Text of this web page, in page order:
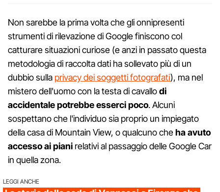
Non sarebbe la prima volta che gli onnipresenti
strumenti di rilevazione di Google finiscono col
catturare situazioni curiose (e anzi in passato questa
metodologia di raccolta dati ha sollevato più di un
dubbio sulla privacy dei soggetti fotografati), ma nel
mistero dell'uomo con la testa di cavallodi
accidentale potrebbe esserci poco. Alcuni
sospettano che l'individuo sia proprio un impiegato
della casa di Mountain View, o qualcuno cheha avuto
accesso ai piani relativi al passaggio delle Google Car
in quella zona.
LEGGI ANCHE